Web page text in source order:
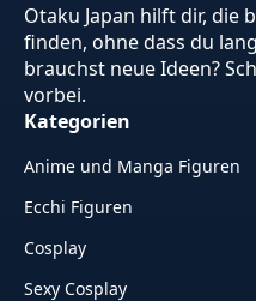
Otaku Japan hilft dir, die
finden, ohne dass du
brauchst neue Ideen?
vorbei.
Kategorien
Anime und Manga Figuren
Ecchi Figuren
Cosplay
Sexy Cosplay